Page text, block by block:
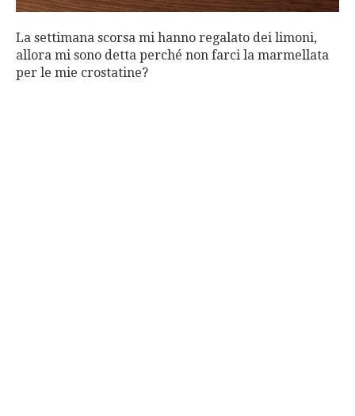
La settimana scorsa mi hanno regalato dei limoni,
allora mi sono detta perché non farci la marmellata
per le mie crostatine?